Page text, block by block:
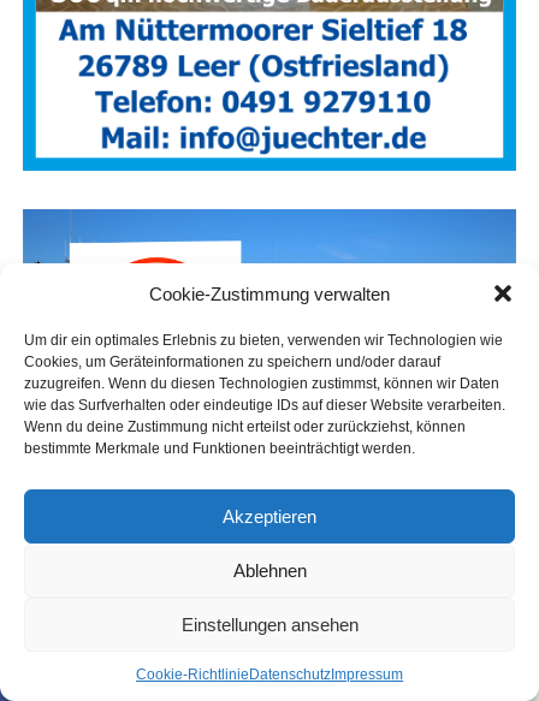
Cookie-Zustimmung verwalten
Um dir ein optimales Erlebnis zu bieten, verwenden wir Technologien wie
Cookies, um Geräteinformationen zu speichern und/oder darauf
zuzugreifen. Wenn du diesen Technologien zustimmst, können wir Daten
wie das Surfverhalten oder eindeutige IDs auf dieser Website verarbeiten.
Wenn du deine Zustimmung nicht erteilst oder zurückziehst, können
bestimmte Merkmale und Funktionen beeinträchtigt werden.
Akzeptieren
Ablehnen
Einstellungen ansehen
Coo­kie-Richt­li­nie Daten­schutz Impres­sum
SHARE TWEET